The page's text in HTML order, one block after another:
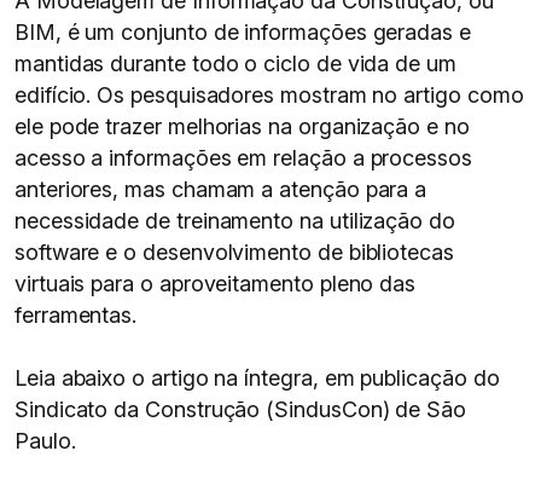
BIM, é um conjunto de informações geradas e
mantidas durante todo o ciclo de vida de um
edifício. Os pesquisadores mostram no artigo como
ele pode trazer melhorias na organização e no
acesso a informações em relação a processos
anteriores, mas chamam a atenção para a
necessidade de treinamento na utilização do
software e o desenvolvimento de bibliotecas
virtuais para o aproveitamento pleno das
ferramentas.
Leia abaixo o artigo na íntegra, em publicação do
Sindicato da Construção (SindusCon) de São
Paulo.